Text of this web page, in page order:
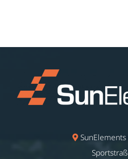
SunElements